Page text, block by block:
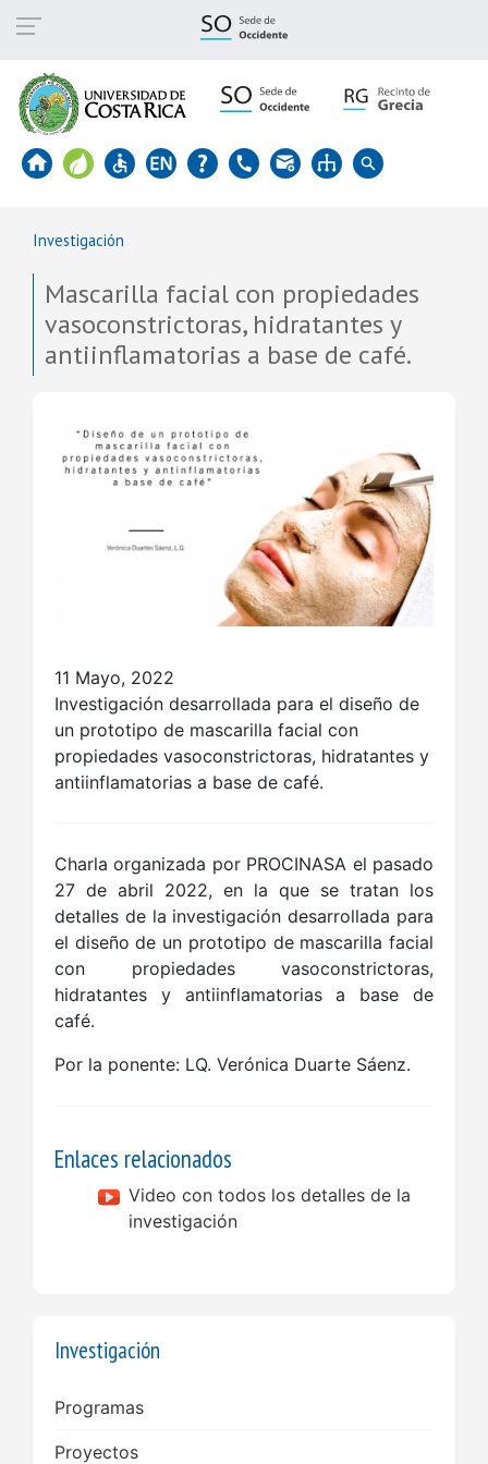
Pasar
al
principal
Investigación
Mascarilla facial con propiedades
vasoconstrictoras, hidratantes y
antiinflamatorias a base de café.
11 Mayo, 2022
Investigación desarrollada para el diseño de
un prototipo de mascarilla facial con
propiedades vasoconstrictoras, hidratantes y
antiinflamatorias a base de café.
Charla organizada por PROCINASA el pasado
27 de abril 2022, en la que se tratan los
detalles de la investigación desarrollada para
el diseño de un prototipo de mascarilla facial
con propiedades vasoconstrictoras,
hidratantes y antiinflamatorias a base de
café.
Por la ponente: LQ. Verónica Duarte Sáenz.
Enlaces relacionados
Video con todos los detalles de la
investigación
Investigación
Main
navigation
Programas
Proyectos